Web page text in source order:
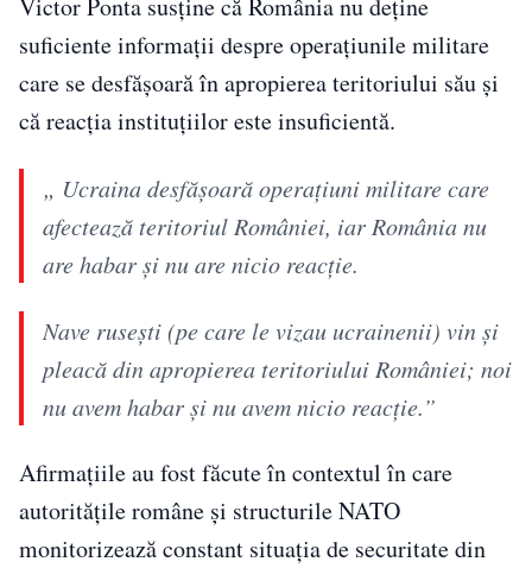
suficiente informații despre operațiunile militare
care se desfășoară în apropierea teritoriului său și
că reacția instituțiilor este insuficientă.
„ Ucraina desfășoară operațiuni militare care
afectează teritoriul României, iar România nu
are habar și nu are nicio reacție.
Nave rusești (pe care le vizau ucrainenii) vin și
pleacă din apropierea teritoriului României; noi
nu avem habar și nu avem nicio reacție.”
Afirmațiile au fost făcute în contextul în care
autoritățile române și structurile NATO
monitorizează constant situația de securitate din